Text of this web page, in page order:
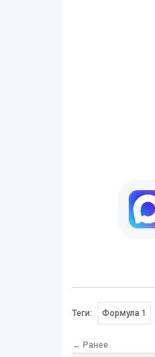
Теги: Формула 1
← Ранее